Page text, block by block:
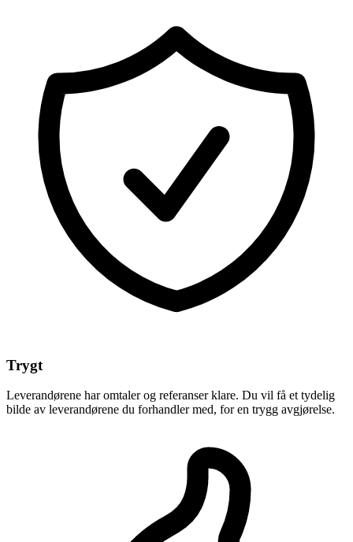
Trygt
Leverandørene har omtaler og referanser klare. Du vil få et tydelig
bilde av leverandørene du forhandler med, for en trygg avgjørelse.